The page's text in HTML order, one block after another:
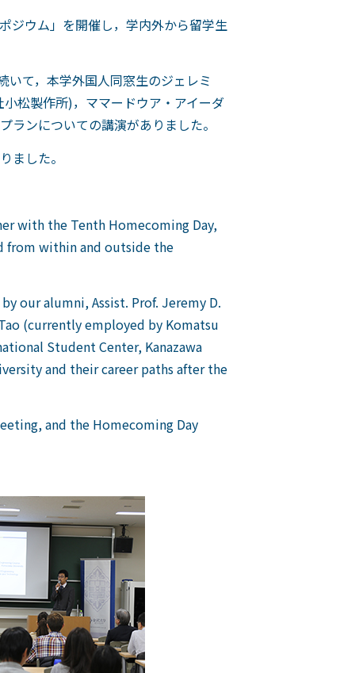
ジウム」を開催し，学内外から留学生
て，本学外国人同窓生のジェレミ
松製作所)，ママードウア・アイーダ
ンについての講演がありました。
ました。
with the Tenth Homecoming Day,
from within and outside the
our alumni, Assist. Prof. Jeremy D.
(currently employed by Komatsu
Student Center, Kanazawa
and their career paths after the
and the Homecoming Day